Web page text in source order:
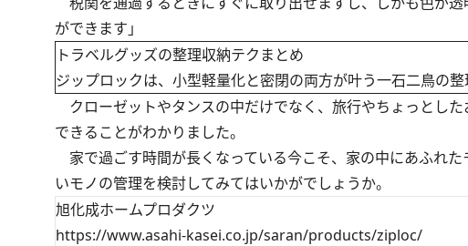
ができます」
トラベルグッズの整理収納テクまとめ
ジップロックは、小型軽量化と密閉の両方が叶う一石二鳥の整
クローゼットやタンスの中だけでなく、旅行やちょっとし
できることがわかりました。
家で過ごす時間が長くなっている今こそ、家の中にあふれ
いモノの管理を検討してみてはいかがでしょうか。
旭化成ホームプロダクツ
https://www.asahi-kasei.co.jp/saran/products/ziploc/